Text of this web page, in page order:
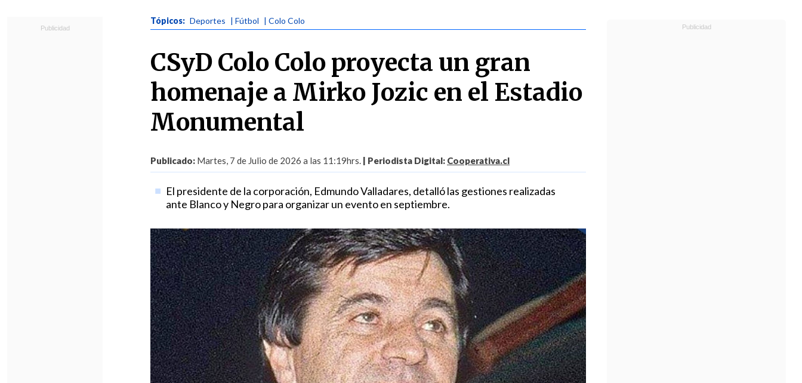
Tópicos: Deportes | Fútbol | Colo Colo
CSyD Colo Colo proyecta un gran
homenaje a Mirko Jozic en el Estadio
Monumental
Publicado: Martes, 7 de Julio de 2026 a las 11:19hrs. | Periodista Digital: Cooperativa.cl
El presidente de la corporación, Edmundo Valladares, detalló las gestiones realizadas
ante Blanco y Negro para organizar un evento en septiembre.